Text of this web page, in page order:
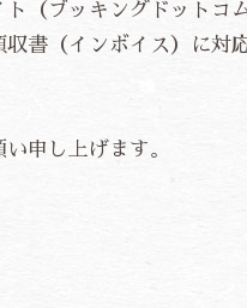
ト（ブッキングドット
書（インボイス）に対
申し上げます。